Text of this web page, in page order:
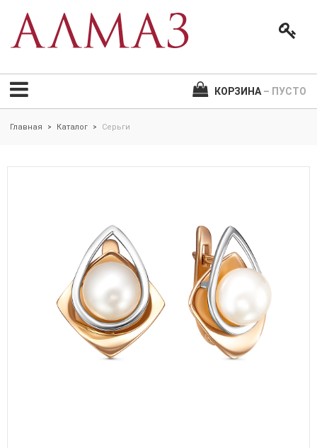
КОРЗИНА – ПУСТО
Главная > Каталог > Серьги